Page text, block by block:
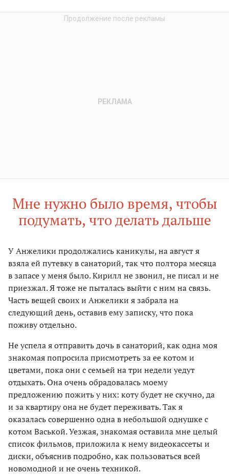
Мне нужно было время, чтобы
подумать, что делать дальше
У Анжелики продолжались каникулы, на август я
взяла ей путевку в санаторий, так что полтора месяца
в запасе у меня было. Кирилл не звонил, не писал и не
приезжал. Я тоже не пыталась выйти с ним на связь.
Часть вещей своих и Анжелики я забрала на
следующий день, оставив ему записку, что пока
поживу отдельно.
Не успела я отправить дочь в санаторий, как одна моя
знакомая попросила присмотреть за ее котом и
цветами, пока они с семьей на три недели уедут
отдыхать. Она очень обрадовалась моему
предложению пожить у них: коту будет не скучно, да
и за квартиру она не будет переживать. Так я
оказалась совершенно одна в небольшой однушке с
котом Васькой. Уезжая, знакомая оставила мне целый
список фильмов, приложила к нему видеокассеты и
диски, объяснив подробно, как пользоваться всей
новомодной и не очень техникой.